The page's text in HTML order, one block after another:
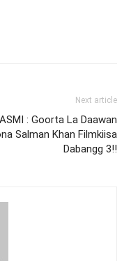
Next article
: Goorta La Daawan
Salman Khan Filmkiisa
Dabangg 3!!